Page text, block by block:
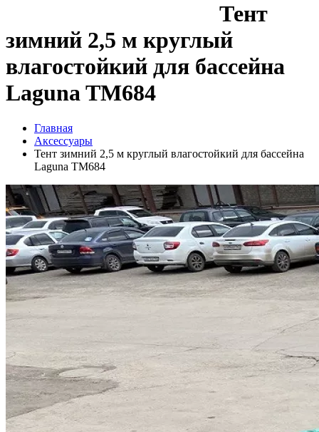
Тент
зимний 2,5 м круглый
влагостойкий для бассейна
Laguna TM684
Главная
Аксессуары
Тент зимний 2,5 м круглый влагостойкий для бассейна
Laguna TM684